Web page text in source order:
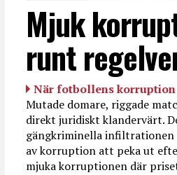
Mjuk
runt
När fotbollens
Mutade domare, riggade
direkt juridiskt klandervärt.
gängkriminella infiltrationen
av korruption att peka ut
mjuka korruptionen där